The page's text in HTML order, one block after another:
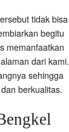
tidak bisa
begitu
memanfaatkan
dari kami.
sehingga
berkualitas.